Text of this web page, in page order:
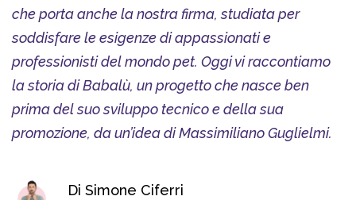
che porta anche la nostra firma, studiata per
soddisfare le esigenze di appassionati e
professionisti del mondo pet. Oggi vi raccontiamo
la storia di Babalù, un progetto che nasce ben
prima del suo sviluppo tecnico e della sua
promozione, da un’idea di Massimiliano Guglielmi.
Di Simone Ciferri